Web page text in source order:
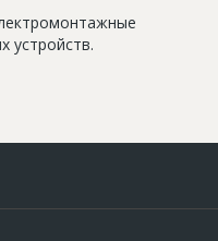
устройств.